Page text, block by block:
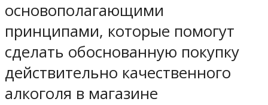
основополагающими
принципами, которые помогут
сделать обоснованную покупку
действительно качественного
алкоголя в магазине